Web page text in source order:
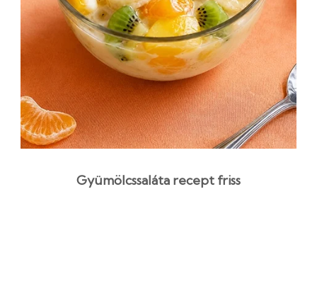
Gyümölcssaláta recept friss